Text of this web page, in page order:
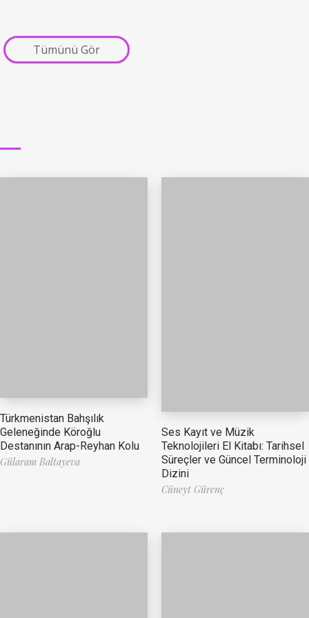
Tümünü Gör
Türkmenistan Bahşılık
Geleneğinde Köroğlu
Destanının Arap-Reyhan Kolu
Gülaram Baltayeva
Ses Kayıt ve Müzik
Teknolojileri El Kitabı: Tarihsel
Süreçler ve Güncel Terminoloji
Dizini
Cüneyt Gürenç